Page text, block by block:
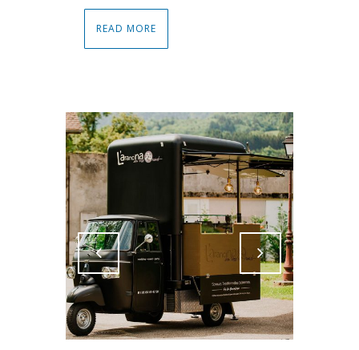
READ MORE
Attiva comando Attiva comando